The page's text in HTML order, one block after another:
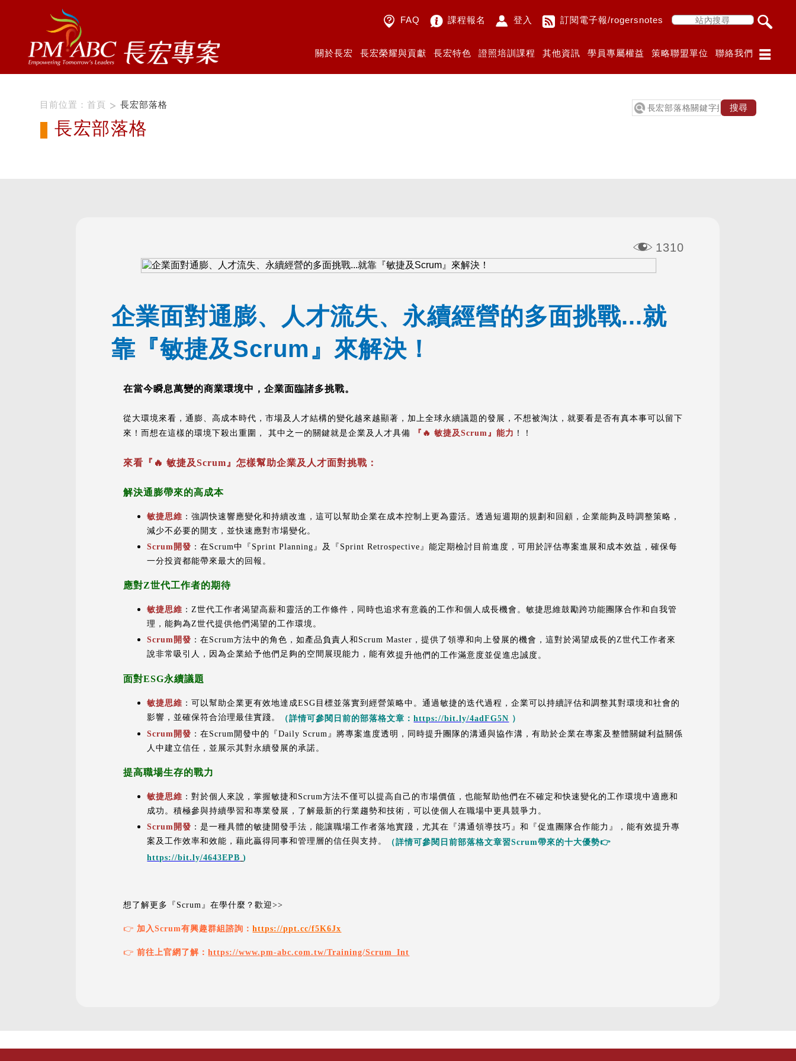
聯絡我們
策略聯盟單位
學員專屬權益
其他資訊
證照培訓課程
長宏特色
長宏榮耀與貢獻
關於長宏
訂閱電子報/rogersnotes
登入
課程報名
FAQ
目前位置：首頁 長宏部落格
長宏部落格
1310
企業面對通膨、人才流失、永續經營的多面挑戰...就
靠『敏捷及Scrum』來解決！
在當今瞬息萬變的商業環境中，企業面臨諸多挑戰。
從大環境來看，通膨、高成本時代，市場及人才結構的變化越來越顯著，加上全球永續議題的發展，不想被淘汰，就要看是否有真本事可以留下
來！而想在這樣的環境下殺出重圍， 其中之一的關鍵就是企業及人才具備 『🔥 敏捷及Scrum』能力 ！！
來看『🔥 敏捷及Scrum』怎樣幫助企業及人才面對挑戰：
解決通膨帶來的高成本
敏捷思維 ：強調快速響應變化和持續改進，這可以幫助企業在成本控制上更為靈活。透過短週期的規劃和回顧，企業能夠及時調整策略，
減少不必要的開支，並快速應對市場變化。
Scrum開發 ：在Scrum中『Sprint Planning』及『Sprint Retrospective』能定期檢討目前進度，可用於評估專案進展和成本效益，確保每
一分投資都能帶來最大的回報。
應對Z世代工作者的期待
敏捷思維 ：Z世代工作者渴望高薪和靈活的工作條件，同時也追求有意義的工作和個人成長機會。敏捷思維鼓勵跨功能團隊合作和自我管
理，能夠為Z世代提供他們渴望的工作環境。
Scrum開發 ：在Scrum方法中的角色，如產品負責人和Scrum Master，提供了領導和向上發展的機會，這對於渴望成長的Z世代工作者來
說非常吸引人，因為企業給予他們足夠的空間展現能力，能有效提升他們的工作滿意度並促進忠誠度。
面對ESG永續議題
敏捷思維 ：可以幫助企業更有效地達成ESG目標並落實到經營策略中。通過敏捷的迭代過程，企業可以持續評估和調整其對環境和社會的
影響，並確保符合治理最佳實踐。 （詳情可參閱日前的部落格文章：https://bit.ly/4adFG5N ）
Scrum開發 ：在Scrum開發中的『Daily Scrum』將專案進度透明，同時提升團隊的溝通與協作溝，有助於企業在專案及整體關鍵利益關係
人中建立信任，並展示其對永續發展的承諾。
提高職場生存的戰力
敏捷思維 ：對於個人來說，掌握敏捷和Scrum方法不僅可以提高自己的市場價值，也能幫助他們在不確定和快速變化的工作環境中適應和
成功。積極參與持續學習和專業發展，了解最新的行業趨勢和技術，可以使個人在職場中更具競爭力。
Scrum開發 ：是一種具體的敏捷開發手法，能讓職場工作者落地實踐，尤其在『溝通領導技巧』和『促進團隊合作能力』，能有效提升專
案及工作效率和效能，藉此贏得同事和管理層的信任與支持。
（詳情可參閱日前部落格文章習Scrum帶來的十大優勢👉
https://bit.ly/4643EPB )
想了解更多『Scrum』在學什麼？歡迎>>
👉 加入Scrum有興趣群組諮詢：https://ppt.cc/f5K6Jx
👉前往上官網了解：https://www.pm-abc.com.tw/Training/Scrum_Int